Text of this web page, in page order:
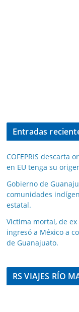
Entradas
COFEPRIS descarta
en EU tenga su
Gobierno de
comunidades
estatal.
Víctima mortal, de
ingresó a México a
de Guanajuato.
RS VIAJES RÍO